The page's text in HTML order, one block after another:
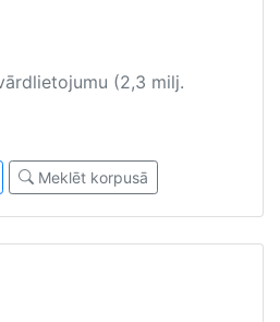
(2,3 milj.
Meklēt korpusā